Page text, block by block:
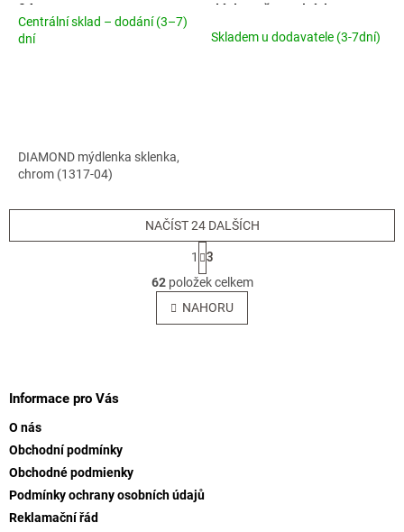
04
Průměrné
hvězdiček.
Centrální sklad – dodání (3–7)
dní
DIAMOND mýdlenka sklenka,
chrom (1317-04)
dávkovače, pohárku,
Skladem u dodavatele (3-7dní)
O
v
l
á
v
NAČÍST 24 DALŠÍCH
S
t
r
á
n
k
1
3
62položek celkem
NAHORU
Informace pro Vás
O nás
Obchodní podmínky
Obchodné podmienky
Podmínky ochrany osobních údajů
Reklamační řád